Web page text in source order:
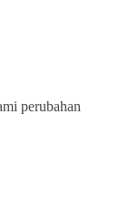
perubahan